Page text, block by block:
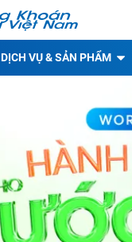
DỊCH VỤ & SẢN PHẨM